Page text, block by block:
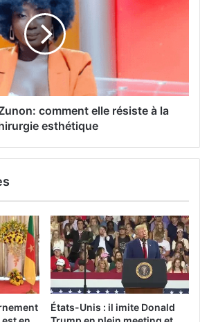
comment elle résiste à la
esthétique
États-Unis : il imite Donald